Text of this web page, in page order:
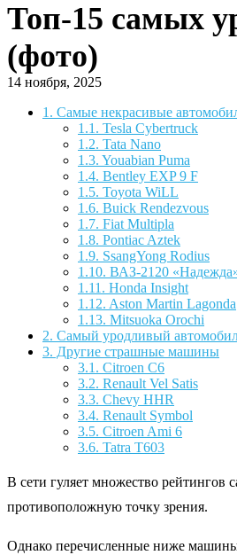
Топ-15 самых
(фото)
14 ноября, 2025
1. Самые некрасивые
1.1. Tesla Cybertruck
1.2. Tata Nano
1.3. Youabian Puma
1.4. Bentley EXP 9 F
1.5. Toyota WiLL
1.6. Buick Rendezvous
1.7. Fiat Multipla
1.8. Pontiac Aztek
1.9. SsangYong Rodius
1.10. ВАЗ-2120
1.11. Honda Insight
1.12. Aston Martin Lagonda
1.13. Mitsuoka Orochi
2. Самый уродливый
3. Другие страшные машины
3.1. Citroen C6
3.2. Renault Vel Satis
3.3. Chevy HHR
3.4. Renault Symbol
3.5. Citroen Ami 6
3.6. Tatra T603
В сети гуляет множество рейтингов
противоположную точку зрения.
Однако перечисленные ниже